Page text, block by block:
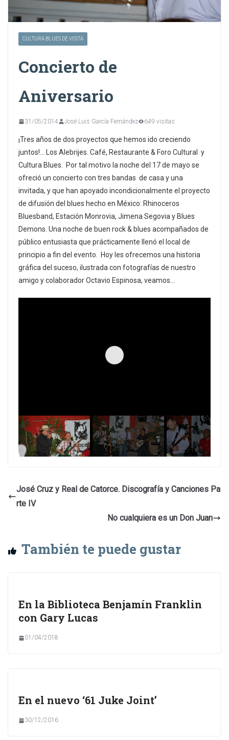
CULTURA BLUES DE VISITA
Concierto de
Aniversario
31/05/2014 José Luis García Fernández 649 visitas
¡Tres años de dos proyectos que hemos ido creciendo
juntos!… Los Alebrijes. Café, Restaurante & Foro Cultural y
Cultura Blues. Por tal motivo la noche del 17 de mayo se
ofreció un concierto con tres bandas de casa y una
invitada, y que han apoyado incondicionalmente el proyecto
de difusión del blues hecho en México: Rhinoceros
Bluesband, Estación Monrovia, Jimena Segovia y Blues
Demons. Una noche de buen rock & blues acompañados de
público entusiasta que prácticamente llenó el local de
principio a fin del evento. Hoy les ofrecemos una historia
gráfica del suceso, ilustrada con fotografías de nuestro
amigo y colaborador Octavio Espinosa, veamos…
José Cruz y Real de Catorce. Discografía y Canciones Pa
rte IV
No cualquiera es un Don Juan
También te puede gustar
En la Biblioteca Benjamín Franklin
con Gary Lucas
01/04/2018
En el nuevo ‘61 Juke Joint’
30/12/2016